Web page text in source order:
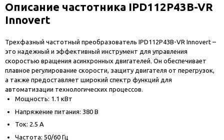
Описание частотника IPD112P43B-VR
Innovert
Трехфазный частотный преобразователь IPD112P43B-VR Innovert –
это надежный и эффективный инструмент для управления
скоростью вращения асинхронных двигателей. Он обеспечивает
плавное регулирование скорости, защиту двигателя от перегрузок,
а также предоставляет широкий спектр функций для
автоматизации технологических процессов.
Мощность: 1.1 кВт
Напряжение питания: 380 В
Ток: 2.5 А
Частота: 50/60 Гц